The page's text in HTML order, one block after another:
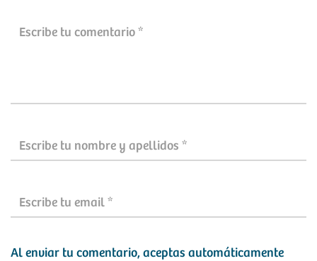
Al enviar tu comentario, aceptas automáticamente